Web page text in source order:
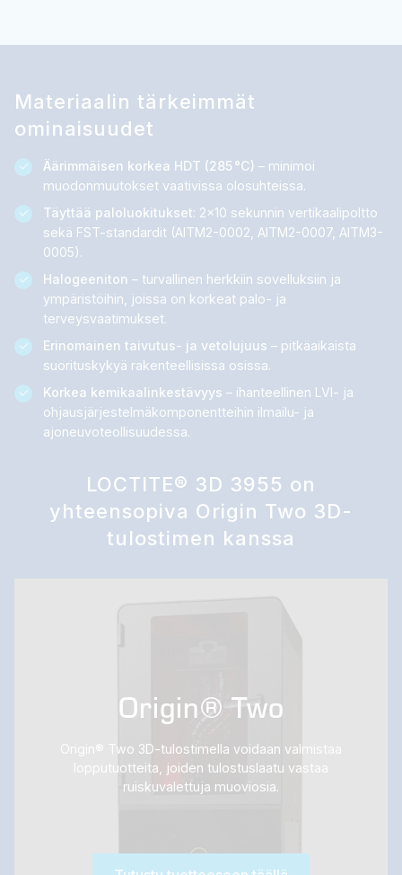
Materiaalin tärkeimmät
ominaisuudet
Äärimmäisen korkea HDT (285 °C) – minimoi
muodonmuutokset vaativissa olosuhteissa.
Täyttää paloluokitukset: 2×10 sekunnin vertikaalipoltto
sekä FST-standardit (AITM2-0002, AITM2-0007, AITM3-
0005).
Halogeeniton – turvallinen herkkiin sovelluksiin ja
ympäristöihin, joissa on korkeat palo- ja
terveysvaatimukset.
Erinomainen taivutus- ja vetolujuus – pitkäaikaista
suorituskykyä rakenteellisissa osissa.
Korkea kemikaalinkestävyys – ihanteellinen LVI- ja
ohjausjärjestelmäkomponentteihin ilmailu- ja
ajoneuvoteollisuudessa.
LOCTITE® 3D 3955 on
yhteensopiva Origin Two 3D-
tulostimen kanssa
Origin® Two
Origin® Two 3D-tulostimella voidaan valmistaa
lopputuotteita, joiden tulostuslaatu vastaa
ruiskuvalettuja muoviosia.